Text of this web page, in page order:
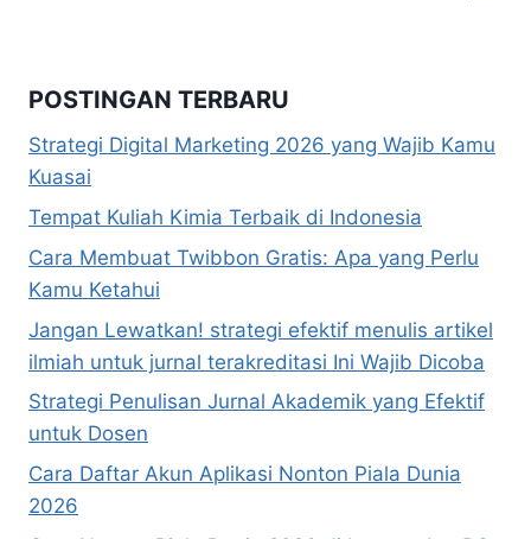
POSTINGAN TERBARU
Strategi Digital Marketing 2026 yang Wajib Kamu
Kuasai
Tempat Kuliah Kimia Terbaik di Indonesia
Cara Membuat Twibbon Gratis: Apa yang Perlu
Kamu Ketahui
Jangan Lewatkan! strategi efektif menulis artikel
ilmiah untuk jurnal terakreditasi Ini Wajib Dicoba
Strategi Penulisan Jurnal Akademik yang Efektif
untuk Dosen
Cara Daftar Akun Aplikasi Nonton Piala Dunia
2026